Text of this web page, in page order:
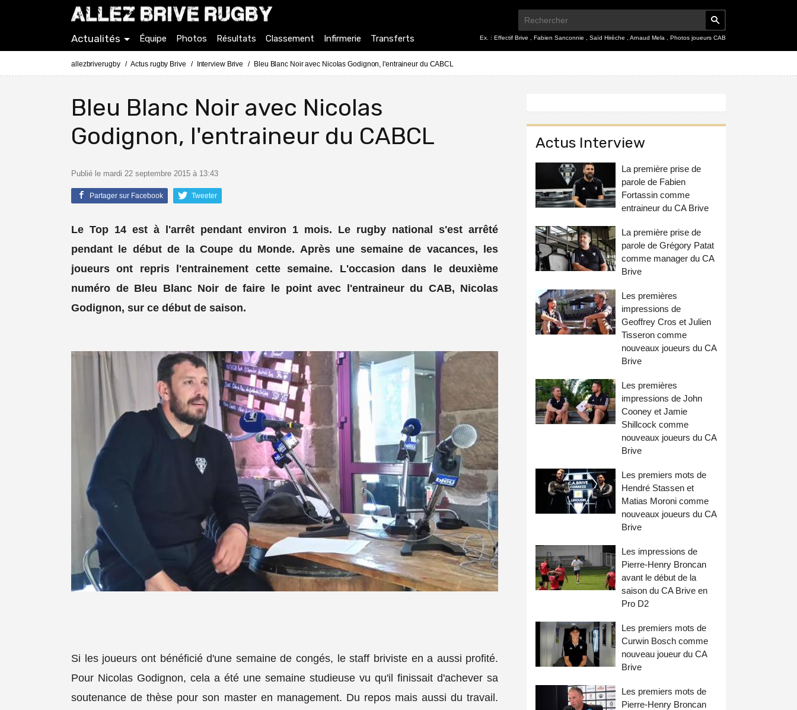
Ex. : Effectif Brive Fabien Sanconnie Saïd Hirèche Arnaud Mela Photos joueurs CAB
Actualités Équipe Photos Résultats Classement Infirmerie Transferts
allezbriverugby Actus rugby Brive Interview Brive Bleu Blanc Noir avec Nicolas Godignon, l'entraineur du CABCL
Bleu Blanc Noir avec Nicolas
Godignon, l'entraineur du CABCL
Publié le mardi 22 septembre 2015 à 13:43
Partager sur Facebook Tweeter
Le Top 14 est à l'arrêt pendant environ 1 mois. Le rugby national s'est arrêté
pendant le début de la Coupe du Monde. Après une semaine de vacances, les
joueurs ont repris l'entrainement cette semaine. L'occasion dans le deuxième
numéro de Bleu Blanc Noir de faire le point avec l'entraineur du CAB, Nicolas
Godignon, sur ce début de saison.
Si les joueurs ont bénéficié d'une semaine de congés, le staff briviste en a aussi profité.
Pour Nicolas Godignon, cela a été une semaine studieuse vu qu'il finissait d'achever sa
soutenance de thèse pour son master en management. Du repos mais aussi du travail.
Actus Interview
La première prise de
parole de Fabien
Fortassin comme
entraineur du CA Brive
La première prise de
parole de Grégory Patat
comme manager du CA
Brive
Les premières
impressions de
Geoffrey Cros et Julien
Tisseron comme
nouveaux joueurs du CA
Brive
Les premières
impressions de John
Cooney et Jamie
Shillcock comme
nouveaux joueurs du CA
Brive
Les premiers mots de
Hendré Stassen et
Matias Moroni comme
nouveaux joueurs du CA
Brive
Les impressions de
Pierre-Henry Broncan
avant le début de la
saison du CA Brive en
Pro D2
Les premiers mots de
Curwin Bosch comme
nouveau joueur du CA
Brive
Les premiers mots de
Pierre-Henry Broncan